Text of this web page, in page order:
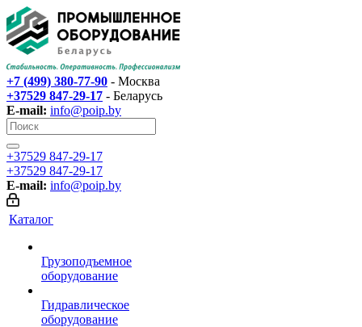
+7 (499) 380-77-90 - Москва
+37529 847-29-17‬ - Беларусь
E-mail: info@poip.by
+37529 847-29-17‬
+37529 847-29-17‬
E-mail: info@poip.by
Каталог
Грузоподъемное
оборудование
Гидравлическое
оборудование